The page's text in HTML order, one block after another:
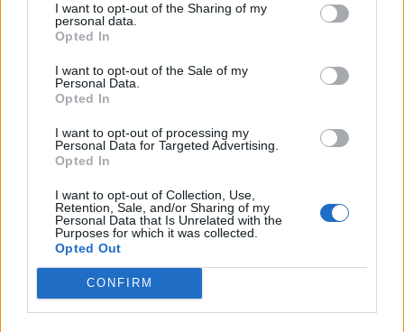
I want to opt-out of the Sharing of my
personal data.
Opted In
I want to opt-out of the Sale of my
Personal Data.
Opted In
I want to opt-out of processing my
Personal Data for Targeted Advertising.
Opted In
I want to opt-out of Collection, Use,
Retention, Sale, and/or Sharing of my
Personal Data that Is Unrelated with the
Purposes for which it was collected.
Opted Out
CONFIRM
- Día Internacional de los Pequeños Estados
Insulares en Desarrollo
Días Internacionales y Mundiales
cercanos
26 de abril
Día Internacional en Recuerdo del Desastre
de Chernóbyl
-Día Mundial de la Propiedad Intelectual